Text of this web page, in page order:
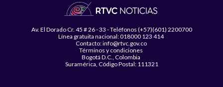
Av. El Dorado Cr. 45 # 26 - 33 - Teléfonos (+57)(601) 2200700
Línea gratuita nacional: 018000 123 414
Contacto: info@rtvc.gov.co
Términos y condiciones
Bogotá D.C., Colombia
Suramérica, Código Postal: 111321